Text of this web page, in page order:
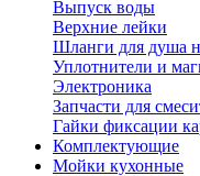
Выпуск воды
Верхние лейки
Шланги для душа
Уплотнители и
Электроника
Запчасти для
Гайки фиксации
Комплектующие
Мойки кухонные